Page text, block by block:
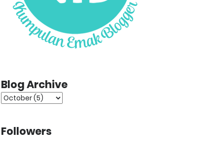
Blog Archive
Followers